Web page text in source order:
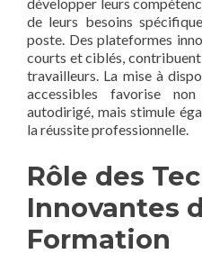
de leurs besoins
poste. Des plateformes
courts et ciblés,
travailleurs. La mise à
accessibles favorise non
autodirigé, mais stimule
la réussite professionnelle.
Rôle des
Innovantes
Formation